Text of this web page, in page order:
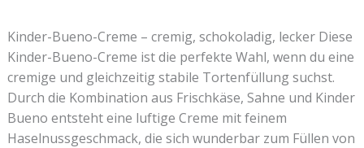
Kinder-Bueno-Creme – cremig, schokoladig, lecker Diese
Kinder-Bueno-Creme ist die perfekte Wahl, wenn du eine
cremige und gleichzeitig stabile Tortenfüllung suchst.
Durch die Kombination aus Frischkäse, Sahne und Kinder
Bueno entsteht eine luftige Creme mit feinem
Haselnussgeschmack, die sich wunderbar zum Füllen von